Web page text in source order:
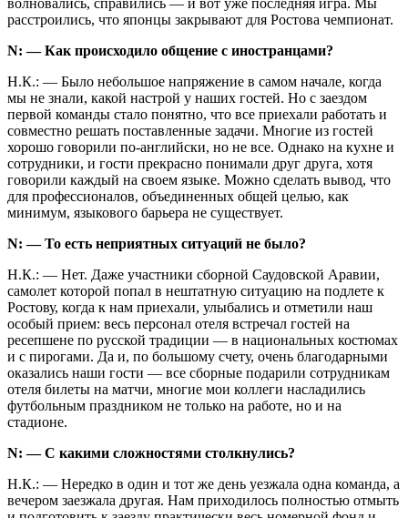
волновались, справились — и вот уже последняя игра. Мы
расстроились, что японцы закрывают для Ростова чемпионат.
N: — Как происходило общение с иностранцами?
Н.К.: — Было небольшое напряжение в самом начале, когда
мы не знали, какой настрой у наших гостей. Но с заездом
первой команды стало понятно, что все приехали работать и
совместно решать поставленные задачи. Многие из гостей
хорошо говорили по-английски, но не все. Однако на кухне и
сотрудники, и гости прекрасно понимали друг друга, хотя
говорили каждый на своем языке. Можно сделать вывод, что
для профессионалов, объединенных общей целью, как
минимум, языкового барьера не существует.
N: — То есть неприятных ситуаций не было?
Н.К.: — Нет. Даже участники сборной Саудовской Аравии,
самолет которой попал в нештатную ситуацию на подлете к
Ростову, когда к нам приехали, улыбались и отметили наш
особый прием: весь персонал отеля встречал гостей на
ресепшене по русской традиции — в национальных костюмах
и с пирогами. Да и, по большому счету, очень благодарными
оказались наши гости — все сборные подарили сотрудникам
отеля билеты на матчи, многие мои коллеги насладились
футбольным праздником не только на работе, но и на
стадионе.
N: — С какими сложностями столкнулись?
Н.К.: — Нередко в один и тот же день уезжала одна команда, а
вечером заезжала другая. Нам приходилось полностью отмыть